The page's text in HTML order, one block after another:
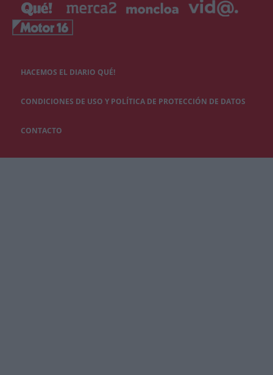
HACEMOS EL DIARIO QUÉ!
CONDICIONES DE USO Y POLÍTICA DE PROTECCIÓN DE DATOS
CONTACTO